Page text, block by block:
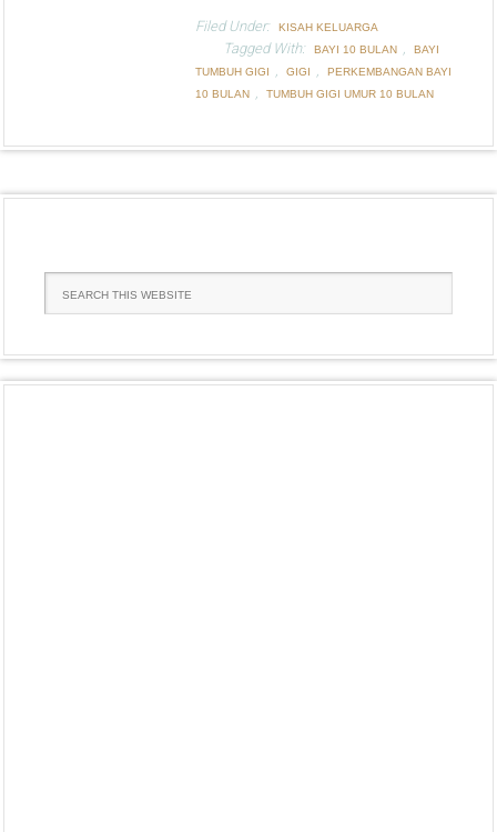
Filed Under: KISAH KELUARGA
Tagged With: BAYI 10 BULAN ,
BAYI
TUMBUH GIGI
, GIGI ,
PERKEMBANGAN BAYI
10 BULAN , TUMBUH GIGI UMUR 10 BULAN